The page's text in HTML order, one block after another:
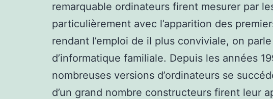
remarquable ordinateurs firent mesurer par
particulièrement avec l’apparition des
rendant l’emploi de il plus conviviale, on
d’informatique familiale. Depuis les années
nombreuses versions d’ordinateurs se
d’un grand nombre constructeurs firent leur